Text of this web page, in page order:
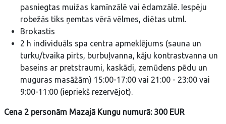
pasniegtas muižas kamīnzālē vai ēdamzālē. Iespēju
robežās tiks ņemtas vērā vēlmes, diētas utml.
Brokastis
2 h individuāls spa centra apmeklējums (sauna un
turku/tvaika pirts, burbuļvanna, kāju kontrastvanna un
baseins ar pretstraumi, kaskādi, zemūdens pēdu un
muguras masāžām) 15:00-17:00 vai 21:00 - 23:00 vai
9:00-11:00 (iepriekš rezervējot).
Cena 2 personām Mazajā Kungu numurā: 300 EUR